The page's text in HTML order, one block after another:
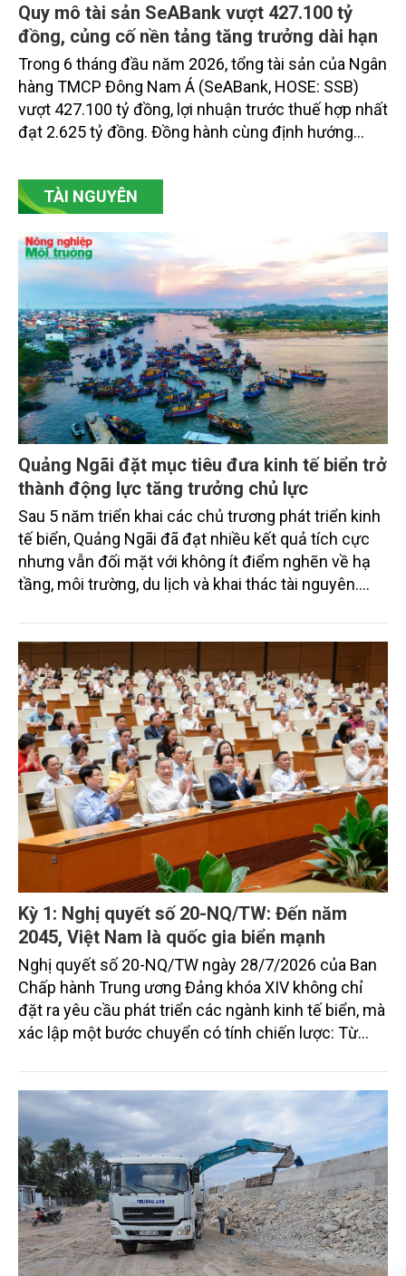
Quy mô tài sản SeABank vượt 427.100 tỷ
đồng, củng cố nền tảng tăng trưởng dài hạn
Trong 6 tháng đầu năm 2026, tổng tài sản của Ngân
hàng TMCP Đông Nam Á (SeABank, HOSE: SSB)
vượt 427.100 tỷ đồng, lợi nhuận trước thuế hợp nhất
đạt 2.625 tỷ đồng. Đồng hành cùng định hướng
SeABank tiếp tục duy trì hoạt động hiệu quả, mở
rộng tín dụng, củng cố nguồn vốn và đảm bảo các
TÀI NGUYÊN
Quảng Ngãi đặt mục tiêu đưa kinh tế biển trở
thành động lực tăng trưởng chủ lực
Sau 5 năm triển khai các chủ trương phát triển kinh
tế biển, Quảng Ngãi đã đạt nhiều kết quả tích cực
nhưng vẫn đối mặt với không ít điểm nghẽn về hạ
tầng, môi trường, du lịch và khai thác tài nguyên.
đặt mục tiêu đưa kinh tế biển phát triển nhanh, bền
vững, trở thành động lực quan trọng thúc đẩy tăng
trưởng của tỉnh đến năm 2030, tầm nhìn đến năm
2045.
Kỳ 1: Nghị quyết số 20-NQ/TW: Đến năm
2045, Việt Nam là quốc gia biển mạnh
Nghị quyết số 20-NQ/TW ngày 28/7/2026 của Ban
Chấp hành Trung ương Đảng khóa XIV không chỉ
đặt ra yêu cầu phát triển các ngành kinh tế biển, mà
xác lập một bước chuyển có tính chiến lược: Từ
"phát triển kinh tế ven biển" sang "xây dựng quốc
gia biển mạnh". Trong bước chuyển ấy, ngành Nông
nghiệp và Môi trường giữ vai trò đặc biệt quan trọng,
từ hoàn thiện thể chế, quy hoạch không gian biển,
quản lý tài nguyên đến bảo vệ môi trường, phục hồi
hệ sinh thái và kiến tạo sinh kế bền vững cho người
dân ven biển, hải đảo.